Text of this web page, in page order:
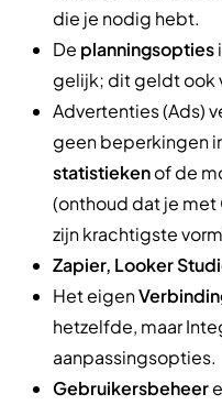
die je nodig hebt.
De planningsopties
gelijk; dit geldt ook
Advertenties (Ads)
geen beperkingen
statistiekenof de
(onthoud dat je
zijn krachtigste
Zapier, Looker
Het eigen
hetzelfde, maar
aanpassingsopties.
Gebruikersbeheer